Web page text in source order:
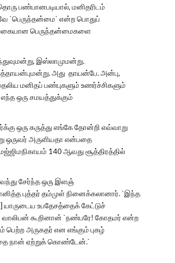
பண்பானபடியால், மனிதரிடம்
`பெருந்தன்மை` என்ற பொதுப்
வகையான பெருந்தன்மைகளை
இஸ்லாமுமன்று.
அது தாயன்பே. அன்பு,
மனிதப் பண்புகளும் உணர்ச்சிகளும்
ஒரு சமயத்துக்கும்
ஒரு கருத்து எங்கே தோன்றி எவ்வாறு
ஒருவர் அருளியதா என்பதை
140 ஆவது சூத்திரத்தில்
சேர்ந்த ஒரு இளஞ்
புத்தர் தம்முள் நினைக்கலானார். `இந்த
உபதேசத்தைக் கேட்டுச்
கூறினான் `நண்பரே! கோதமர் என்ற
பெற்ற அருகதர் என எங்கும் புகழ்
நான் ஏற்றுக் கொண்டேன்.`